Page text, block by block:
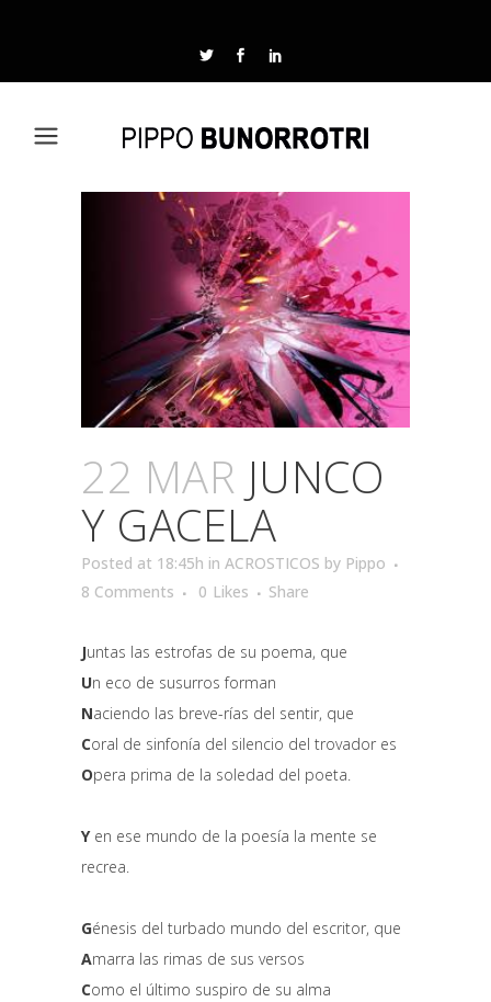
22 MAR JUNCO
Y GACELA
Posted at 18:45h in ACROSTICOS by Pippo
8 Comments
0 Likes Share
Juntas las estrofas de su poema, que
Un eco de susurros forman
Naciendo las breve-rías del sentir, que
Coral de sinfonía del silencio del trovador es
Opera prima de la soledad del poeta.
Yen ese mundo de la poesía la mente se
recrea.
Génesis del turbado mundo del escritor, que
Amarra las rimas de sus versos
Como el último suspiro de su alma